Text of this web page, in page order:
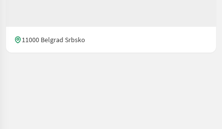
11000 Belgrad Srbsko